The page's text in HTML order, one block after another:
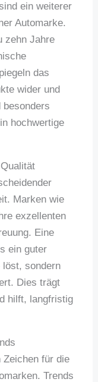
ein weiterer
Automarke.
zehn Jahre
das
wider und
besonders
hochwertige
Marken wie
exzellenten
Eine
ein guter
löst, sondern
Dies trägt
hilft, langfristig
Zeichen für die
Trends